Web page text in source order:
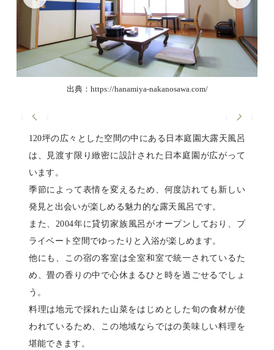
出典：https://hanamiya-nakanosawa.com/
120坪の広々とした空間の中にある日本庭園大露天風呂
は、見渡す限り緻密に設計された日本庭園が広がって
います。
季節によって表情を変えるため、何度訪れても新しい
発見と出会いが楽しめる魅力的な露天風呂です。
また、2004年に貸切家族風呂がオープンしており、プ
ライベート空間でゆったりと入浴が楽しめます。
他にも、この宿の客室は全室和室で統一されているた
め、畳の香りの中で心休まるひと時を過ごせるでしょ
う。
料理は地元で採れた山菜をはじめとした旬の食材が使
われているため、この地域ならではの美味しい料理を
堪能できます。